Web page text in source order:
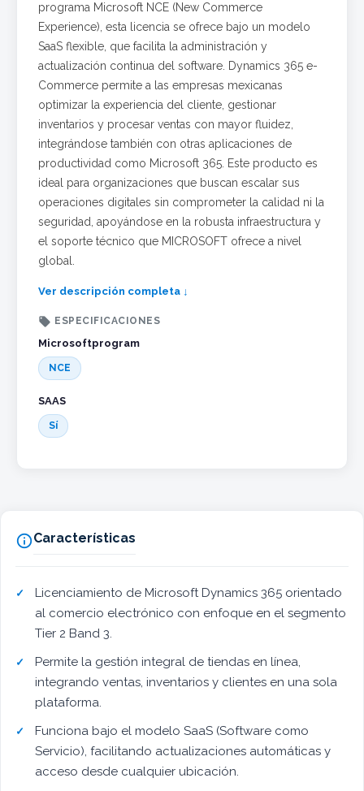
programa Microsoft NCE (New Commerce
Experience), esta licencia se ofrece bajo un modelo
SaaS flexible, que facilita la administración y
actualización continua del software. Dynamics 365 e-
Commerce permite a las empresas mexicanas
optimizar la experiencia del cliente, gestionar
inventarios y procesar ventas con mayor fluidez,
integrándose también con otras aplicaciones de
productividad como Microsoft 365. Este producto es
ideal para organizaciones que buscan escalar sus
operaciones digitales sin comprometer la calidad ni la
seguridad, apoyándose en la robusta infraestructura y
el soporte técnico que MICROSOFT ofrece a nivel
global.
Ver descripción completa ↓
 ESPECIFICACIONES
Microsoftprogram
NCE
SAAS
Sí
Características
Licenciamiento de Microsoft Dynamics 365 orientado
al comercio electrónico con enfoque en el segmento
Tier 2 Band 3.
Permite la gestión integral de tiendas en línea,
integrando ventas, inventarios y clientes en una sola
plataforma.
Funciona bajo el modelo SaaS (Software como
Servicio), facilitando actualizaciones automáticas y
acceso desde cualquier ubicación.